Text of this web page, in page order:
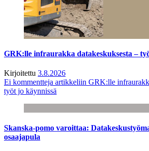
GRK:lle infraurakka datakeskuksesta –
Kirjoitettu 3.8.2026
Ei kommentteja artikkeliin GRK:lle
työt jo käynnissä
Skanska-pomo varoittaa:
osaajapula